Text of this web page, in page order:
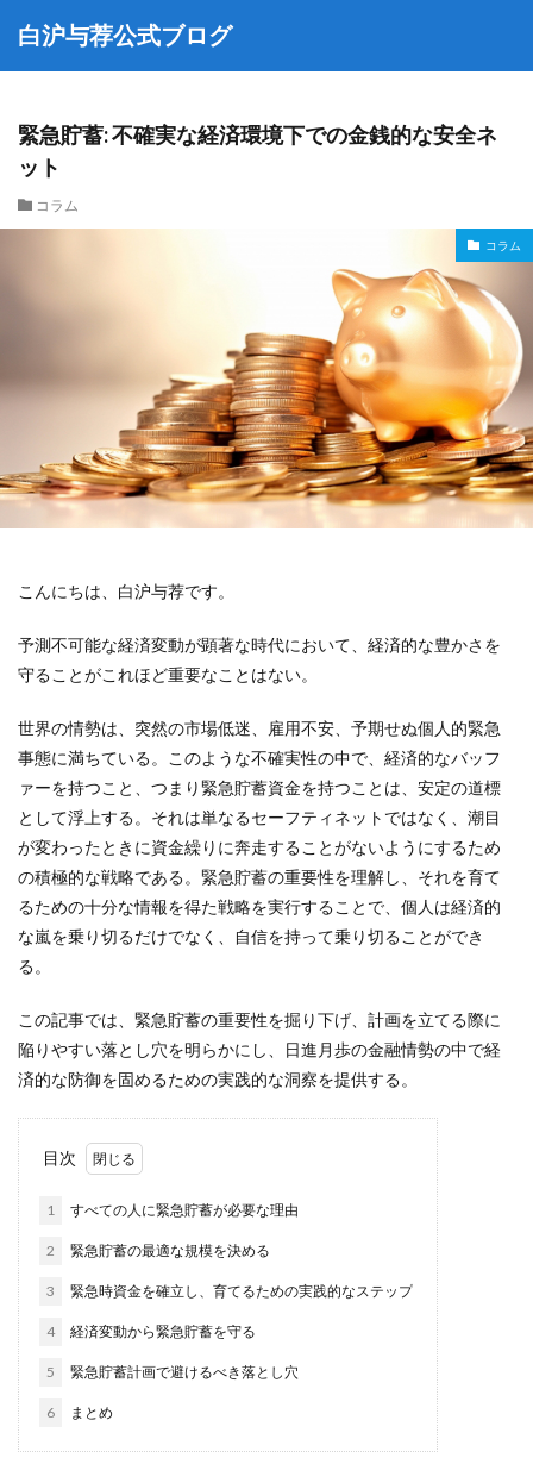
白沪与荐公式ブログ
緊急貯蓄: 不確実な経済環境下での金銭的な安全ネ
ット
コラム
コラム
こんにちは、白沪与荐です。
予測不可能な経済変動が顕著な時代において、経済的な豊かさを
守ることがこれほど重要なことはない。
世界の情勢は、突然の市場低迷、雇用不安、予期せぬ個人的緊急
事態に満ちている。このような不確実性の中で、経済的なバッフ
ァーを持つこと、つまり緊急貯蓄資金を持つことは、安定の道標
として浮上する。それは単なるセーフティネットではなく、潮目
が変わったときに資金繰りに奔走することがないようにするため
の積極的な戦略である。緊急貯蓄の重要性を理解し、それを育て
るための十分な情報を得た戦略を実行することで、個人は経済的
な嵐を乗り切るだけでなく、自信を持って乗り切ることができ
る。
この記事では、緊急貯蓄の重要性を掘り下げ、計画を立てる際に
陥りやすい落とし穴を明らかにし、日進月歩の金融情勢の中で経
済的な防御を固めるための実践的な洞察を提供する。
目次
1 すべての人に緊急貯蓄が必要な理由
2 緊急貯蓄の最適な規模を決める
3 緊急時資金を確立し、育てるための実践的なステップ
4 経済変動から緊急貯蓄を守る
5 緊急貯蓄計画で避けるべき落とし穴
6 まとめ